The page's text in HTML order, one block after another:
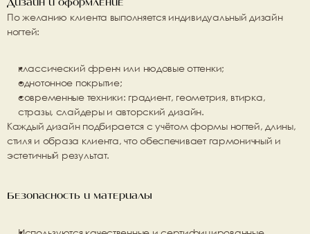
Дизайн и оформление
По желанию клиента выполняется индивидуальный дизайн
ногтей:
классический френч или нюдовые оттенки;
однотонное покрытие;
современные техники: градиент, геометрия, втирка,
стразы, слайдеры и авторский дизайн.
Каждый дизайн подбирается с учётом формы ногтей, длины,
стиля и образа клиента, что обеспечивает гармоничный и
эстетичный результат.
Безопасность и материалы